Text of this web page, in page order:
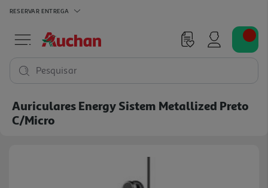
RESERVAR ENTREGA
Pesquisar
Auriculares Energy Sistem Metallized Preto
C/micro